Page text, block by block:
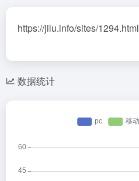
https://jilu.info/sites/1294.html
数据统计